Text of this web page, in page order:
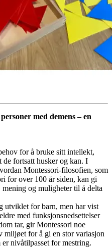
med demens – en
for å bruke sitt intellekt,
de fortsatt husker og kan. I
Montessori-filosofien, som
for over 100 år siden, kan gi
mening og muligheter til å delta
utviklet for barn, men har vist
med funksjonsnedsettelser
tar, gir Montessori noe
miljøet for å gi en stor variasjon
nivåtilpasset for mestring.